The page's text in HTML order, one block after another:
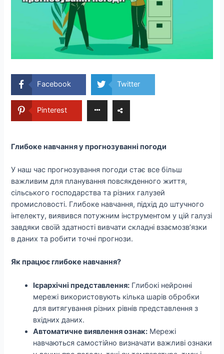
Facebook Twitter
Pinterest
Глибоке навчання у прогнозуванні погоди
У наш час прогнозування погоди стає все більш
важливим для планування повсякденного життя,
сільського господарства та різних галузей
промисловості. Глибоке навчання, підхід до штучного
інтелекту, виявився потужним інструментом у цій галузі
завдяки своїй здатності вивчати складні взаємозв’язки
в даних та робити точні прогнози.
Як працює глибоке навчання?
Ієрархічні представлення: Глибокі нейронні
мережі використовують кілька шарів обробки
для витягування різних рівнів представлення з
вхідних даних.
Автоматичне виявлення ознак: Мережі
навчаються самостійно визначати важливі ознаки